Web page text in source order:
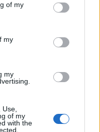
of my
my
my
of my
with the
miatt
miatt
vezetnek be.